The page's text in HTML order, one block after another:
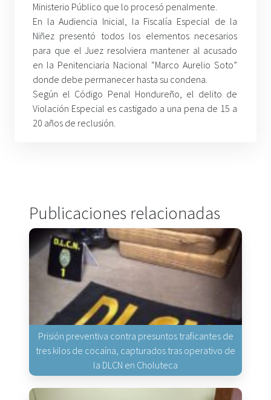
Ministerio Público que lo procesó penalmente.
En la Audiencia Inicial, la Fiscalía Especial de la
Niñez presentó todos los elementos necesarios
para que el Juez resolviera mantener al acusado
en la Penitenciaria Nacional “Marco Aurelio Soto”
donde debe permanecer hasta su condena.
Según el Código Penal Hondureño, el delito de
Violación Especial es castigado a una pena de 15 a
20 años de reclusión.
Publicaciones relacionadas
Prisión preventiva contra presuntos traficantes de
tres kilos de cocaína, capturados tras operativo de
la DLCN en Choluteca